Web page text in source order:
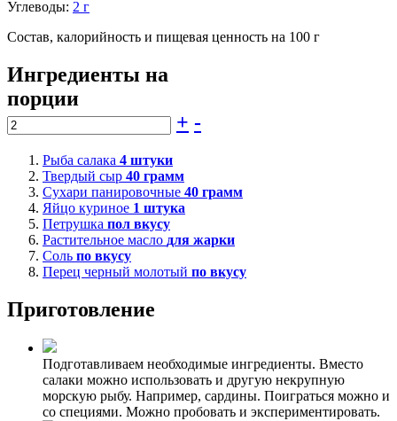
Углеводы: 2 г
Состав, калорийность и пищевая ценность на 100 г
Ингредиенты на
порции
+ -
Рыба салака 4 штуки
Твердый сыр 40 грамм
Сухари панировочные 40 грамм
Яйцо куриное 1 штука
Петрушка пол вкусу
Растительное масло для жарки
Соль по вкусу
Перец черный молотый по вкусу
Приготовление
Подготавливаем необходимые ингредиенты. Вместо
салаки можно использовать и другую некрупную
морскую рыбу. Например, сардины. Поиграться можно и
со специями. Можно пробовать и экспериментировать.